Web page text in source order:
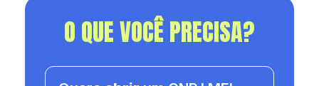
O QUE VOCÊ PRECISA?